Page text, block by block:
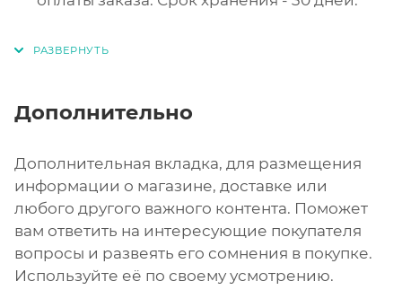
Дополнительно
Дополнительная вкладка, для размещения
информации о магазине, доставке или
любого другого важного контента. Поможет
вам ответить на интересующие покупателя
вопросы и развеять его сомнения в покупке.
Используйте её по своему усмотрению.